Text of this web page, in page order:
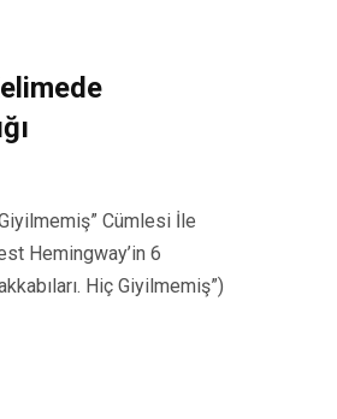
Giyilmemiş” Cümlesi İle
Hemingway’in 6
Hiç Giyilmemiş”)